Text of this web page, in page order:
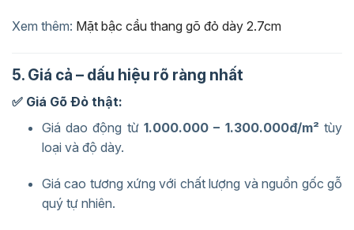
Xem thêm: Mặt bậc cầu thang gõ đỏ dày 2.7cm
5. Giá cả – dấu hiệu rõ ràng nhất
✅ Giá Gõ Đỏ thật:
Giá dao động từ1.000.000 – 1.300.000đ/m² tùy
loại và độ dày.
Giá cao tương xứng với chất lượng và nguồn gốc gỗ
quý tự nhiên.